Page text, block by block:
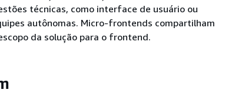
técnicas, como interface de usuário ou
autônomas. Micro-frontends compartilham
da solução para o frontend.